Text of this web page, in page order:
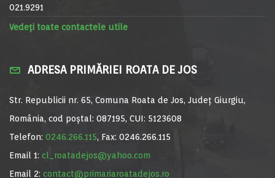
021.9291
Vedeți toate contactele utile
ADRESA PRIMĂRIEI ROATA DE JOS
Str. Republicii nr. 65, Comuna Roata de Jos, Județ Giurgiu,
România, cod poștal: 087195, CUI: 5123608
Telefon: 0246.266.115, Fax: 0246.266.115
Email 1: cl_roatadejos@yahoo.com
Email 2: contact@primariaroatadejos.ro